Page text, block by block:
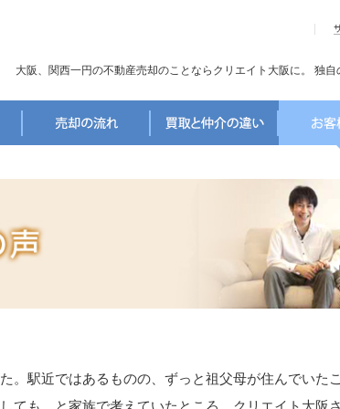
大阪、関西一円の不動産売却のことならクリエイト大阪に。 独自
。駅近ではあるものの、ずっと祖父母が住んでいた